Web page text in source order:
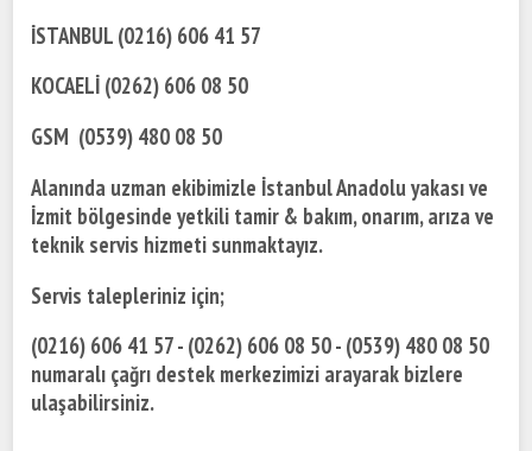
İSTANBUL (0216) 606 41 57
KOCAELİ (0262) 606 08 50
GSM (0539) 480 08 50
Alanında uzman ekibimizle İstanbul Anadolu yakası ve
İzmit bölgesinde yetkili tamir & bakım, onarım, arıza ve
teknik servis hizmeti sunmaktayız.
Servis talepleriniz için;
(0216) 606 41 57 - (0262) 606 08 50 - (0539) 480 08 50
numaralı çağrı destek merkezimizi arayarak bizlere
ulaşabilirsiniz.